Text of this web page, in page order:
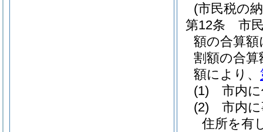
(市民税の
第12条
市
額の合算
割額の合
額により、
(1)
市内
(2)
市内
住所を有